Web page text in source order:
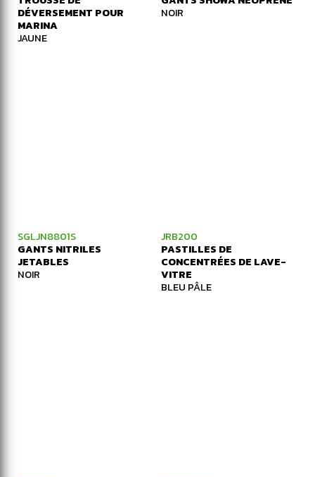
DÉVERSEMENT POUR
MARINA
JAUNE
NOIR
SGLJN8801S
GANTS NITRILES
JETABLES
NOIR
JRB200
PASTILLES DE
CONCENTRÉES DE LAVE-
VITRE
BLEU PÂLE